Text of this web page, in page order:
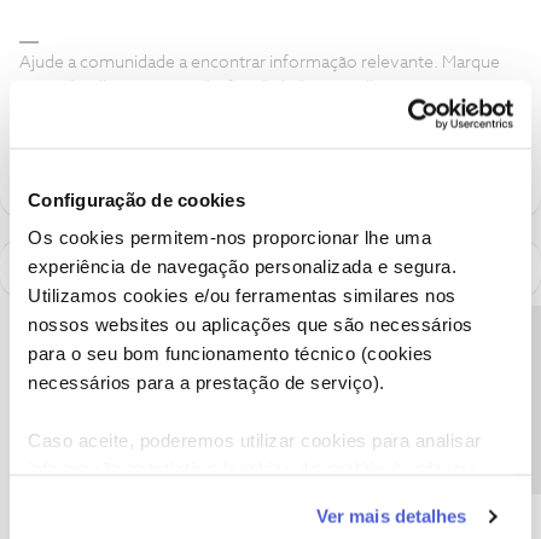
Configuração de cookies
Os cookies permitem-nos proporcionar lhe uma
experiência de navegação personalizada e segura.
Utilizamos cookies e/ou ferramentas similares nos
nossos websites ou aplicações que são necessários
para o seu bom funcionamento técnico (cookies
necessários para a prestação de serviço).
Caso aceite, poderemos utilizar cookies para analisar
funcionalidades (cookies de personalização e
Ver mais detalhes
Ajude a comunidade a encontrar informação relevante. Marque
Siga os perfis da moderação, através da opção "Seguir", para estar